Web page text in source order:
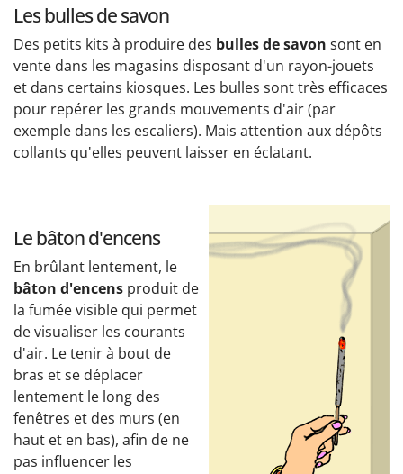
Les bulles de savon
Des petits kits à produire des bulles de savon sont en
vente dans les magasins disposant d'un rayon-jouets
et dans certains kiosques. Les bulles sont très efficaces
pour repérer les grands mouvements d'air (par
exemple dans les escaliers). Mais attention aux dépôts
collants qu'elles peuvent laisser en éclatant.
Le bâton d'encens
En brûlant lentement, le
bâton d'encens produit de
la fumée visible qui permet
de visualiser les courants
d'air. Le tenir à bout de
bras et se déplacer
lentement le long des
fenêtres et des murs (en
haut et en bas), afin de ne
pas influencer les